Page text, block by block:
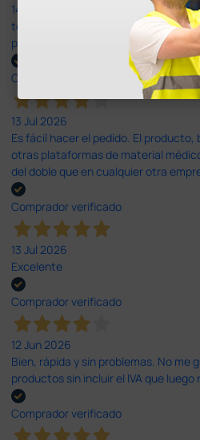
14 Jul 2026
todo correcto. podria señalar que
plazo de entrega se alarga.
Comprador verificado
13 Jul 2026
Es fácil hacer el pedido. El
otras plataformas de material
del doble que en cualquier otra
Comprador verificado
13 Jul 2026
Excelente
Comprador verificado
12 Jun 2026
Bien, rápida y sin problemas. No me
productos sin incluir el IVA que luego
Comprador verificado